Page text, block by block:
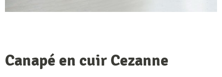
Canapé en cuir Cezanne